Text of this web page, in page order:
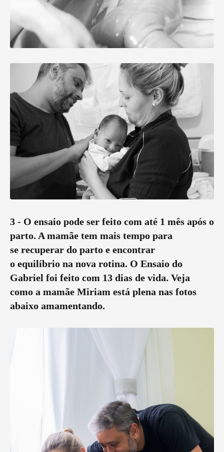
3 - O ensaio pode ser feito com até 1 mês após o
parto. A mamãe tem mais tempo para
se recuperar do parto e encontrar
o equilíbrio na nova rotina. O Ensaio do
Gabriel foi feito com 13 dias de vida. Veja
como a mamãe Miriam está plena nas fotos
abaixo amamentando.